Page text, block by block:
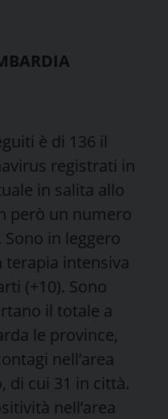
è di 136 il
registrati in
in salita allo
però un numero
in leggero
intensiva
(+10). Sono
il totale a
le province,
nell’area
di cui 31 in città.
nell’area